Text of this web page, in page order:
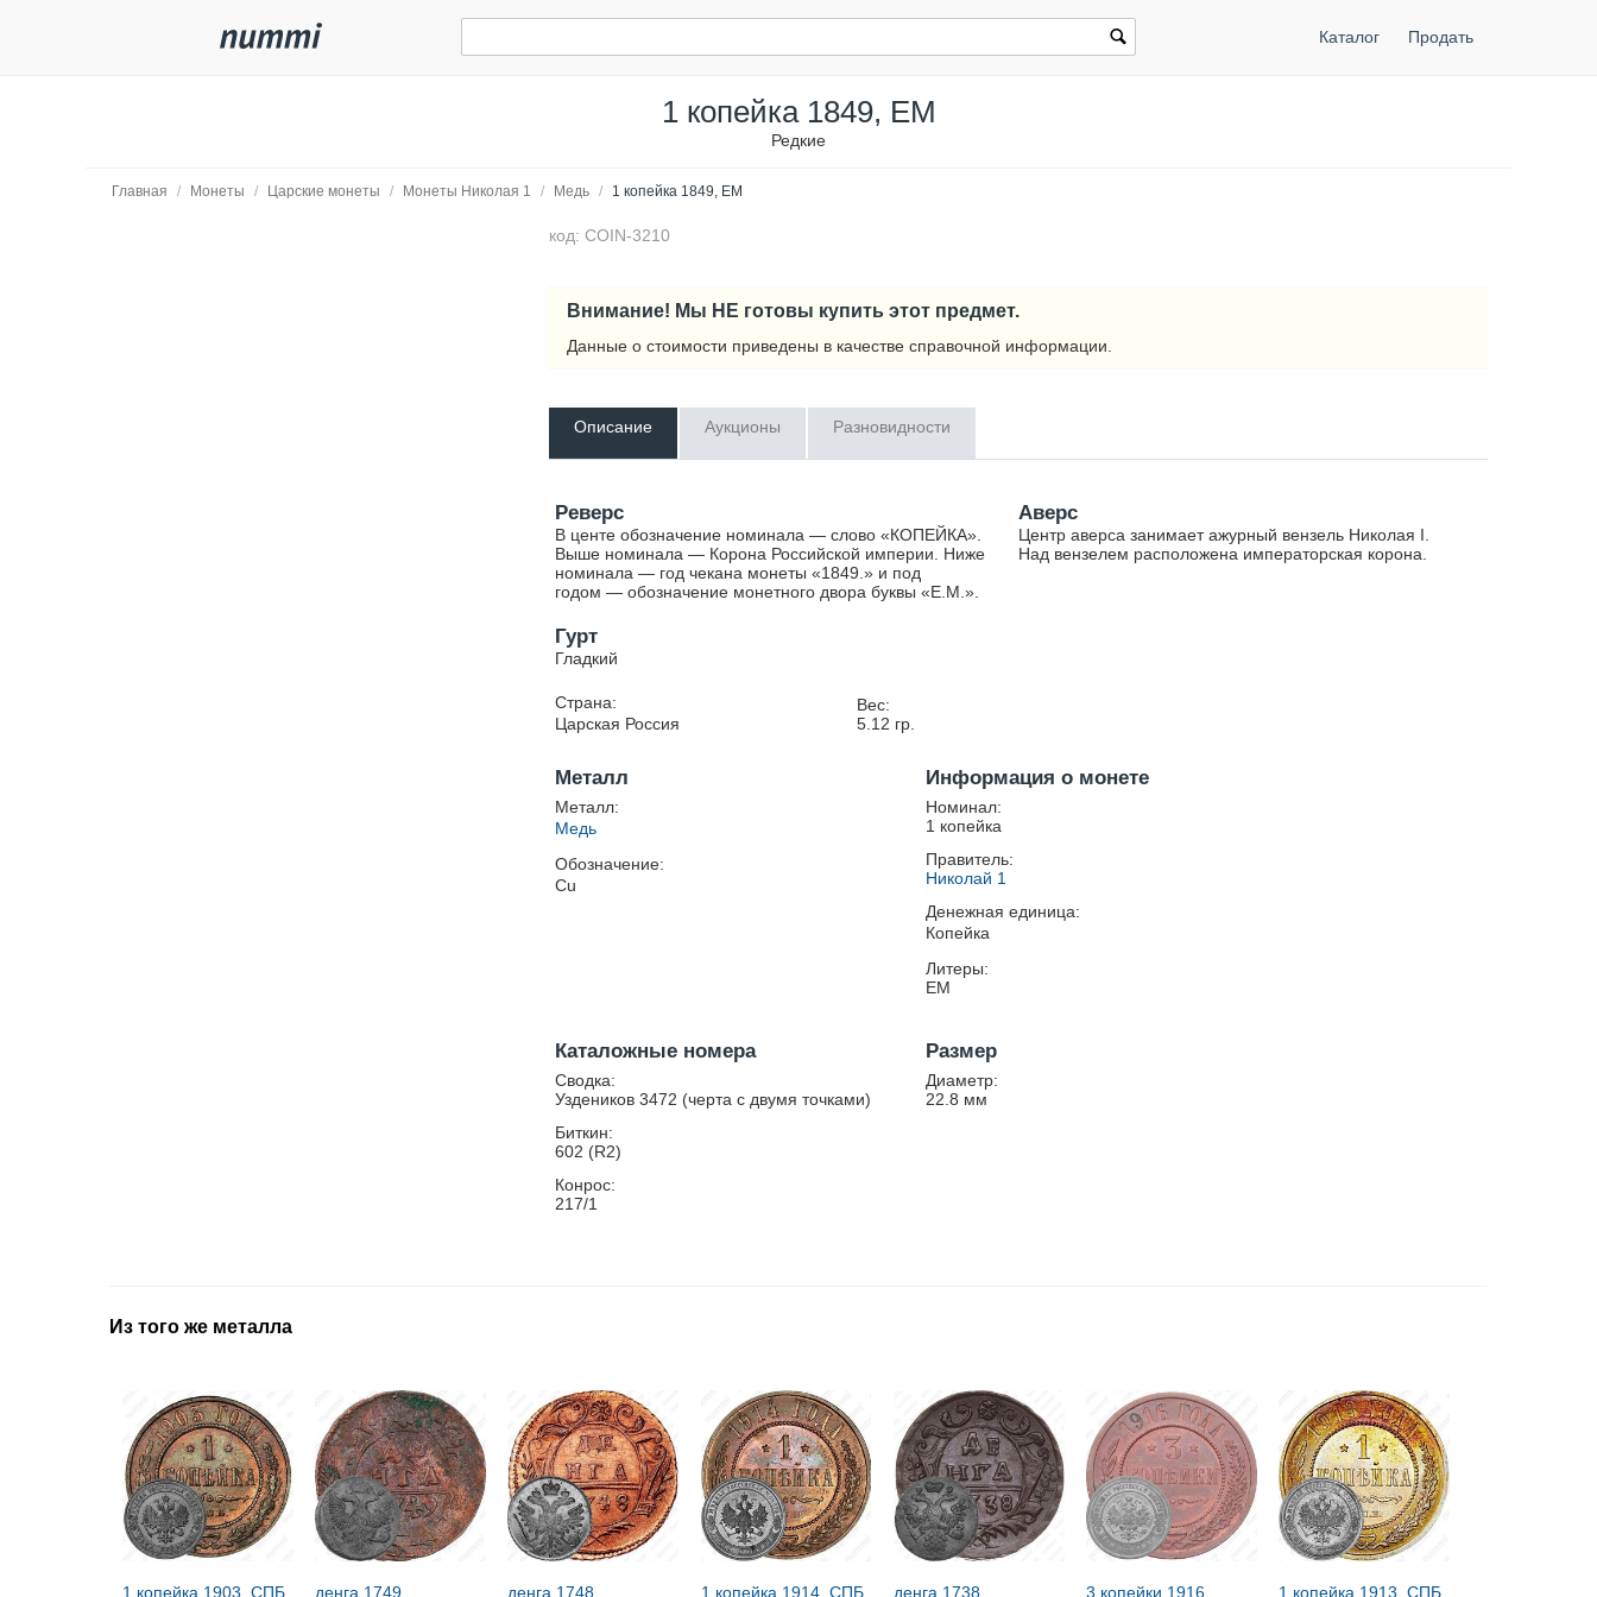
Каталог Продать
1 копейка 1849, ЕМ
Редкие
Главная / Монеты / Царские монеты / Монеты Николая 1 / Медь / 1 копейка 1849, ЕМ
код: COIN-3210
Внимание! Мы НЕ готовы купить этот предмет.
Данные о стоимости приведены в качестве справочной информации.
Описание Аукционы Разновидности
Реверс
В центе обозначение номинала — слово «КОПЕЙКА».
Выше номинала — Корона Российской империи. Ниже
номинала — год чекана монеты «1849.» и под
годом — обозначение монетного двора буквы «Е.М.».
Аверс
Центр аверса занимает ажурный вензель Николая I.
Над вензелем расположена императорская корона.
Гурт
Гладкий
Страна:
Царская Россия
Вес:
5.12 гр.
Металл
Металл:
Медь
Обозначение:
Cu
Информация о монете
Номинал:
1 копейка
Правитель:
Николай 1
Денежная единица:
Копейка
Литеры:
ЕМ
Каталожные номера
Сводка:
Уздеников 3472 (черта с двумя точками)
Биткин:
602 (R2)
Конрос:
217/1
Размер
Диаметр:
22.8 мм
Из того же металла
1 копейка 1903, СПБ денга 1749 денга 1748 1 копейка 1914, СПБ денга 1738 3 копейки 1916 1 копейка 1913, СПБ